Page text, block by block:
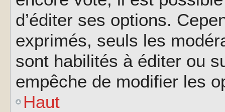
d’éditer ses options.
exprimés, seuls les
sont habilités à éditer ou
empêche de modifier les
Haut